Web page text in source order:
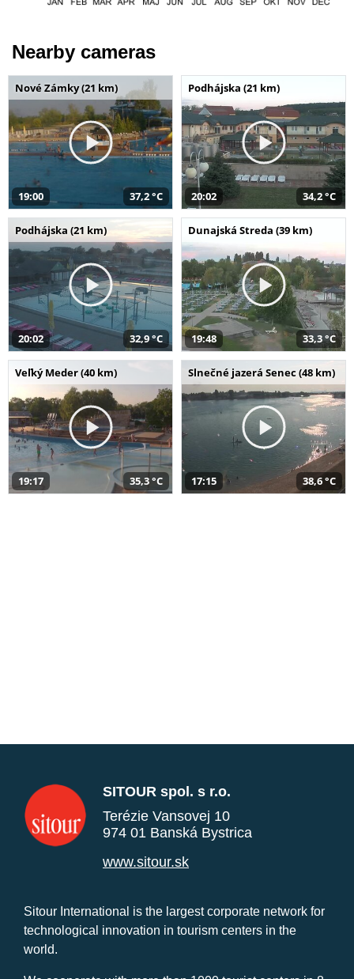
Nearby cameras
Nové Zámky (21 km)
19:00 37,2 °C
Podhájska (21 km)
20:02 34,2 °C
Podhájska (21 km)
20:02 32,9 °C
Dunajská Streda (39 km)
19:48 33,3 °C
Veľký Meder (40 km)
19:17 35,3 °C
Slnečné jazerá Senec (48 km)
17:15 38,6 °C
SITOUR spol. s r.o.
Terézie Vansovej 10
974 01 Banská Bystrica
www.sitour.sk
Sitour International is the largest corporate network for
technological innovation in tourism centers in the
world.